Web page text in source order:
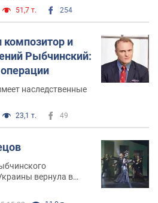
51,7 т. 254
композитор и
Рыбчинский:
наследственные
23,1 т. 49
вернула в